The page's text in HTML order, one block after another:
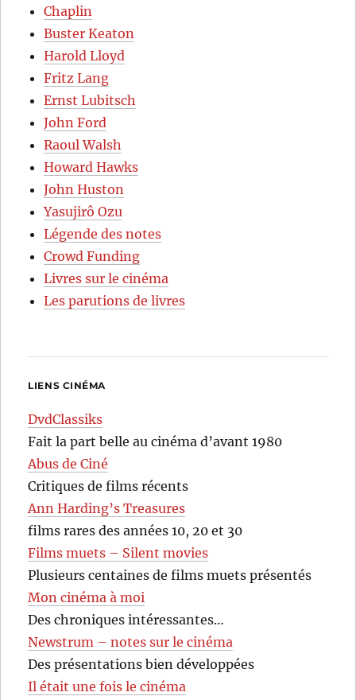
Chaplin
Buster Keaton
Harold Lloyd
Fritz Lang
Ernst Lubitsch
John Ford
Raoul Walsh
Howard Hawks
John Huston
Yasujirô Ozu
Légende des notes
Crowd Funding
Livres sur le cinéma
Les parutions de livres
LIENS CINÉMA
DvdClassiks
Fait la part belle au cinéma d’avant 1980
Abus de Ciné
Critiques de films récents
Ann Harding’s Treasures
films rares des années 10, 20 et 30
Films muets – Silent movies
Plusieurs centaines de films muets présentés
Mon cinéma à moi
Des chroniques intéressantes…
Newstrum – notes sur le cinéma
Des présentations bien développées
Il était une fois le cinéma